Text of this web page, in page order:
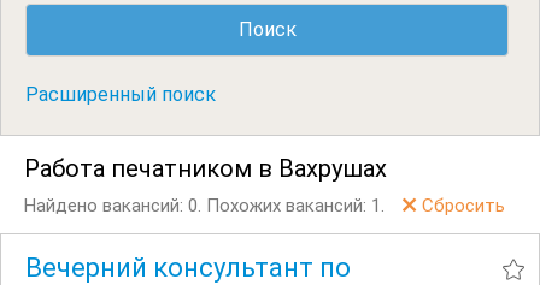
Расширенный поиск
Работа печатником в Вахрушах
Найдено вакансий: 0. Похожих вакансий: 1. Сбросить
Вечерний консультант по